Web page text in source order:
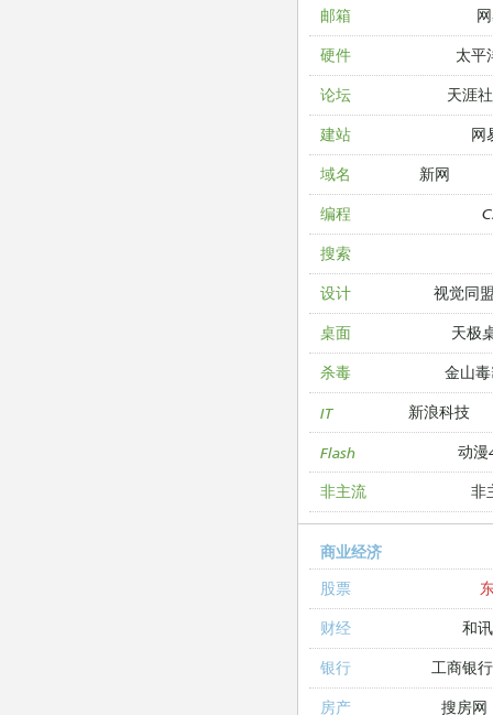
邮箱
硬件 太平
论坛 天涯
建站 网
域名 新网
编程
搜索
设计 视觉同
桌面 天极
杀毒 金山
IT 新浪科技
Flash 动漫
非主流 非
商业经济
股票
财经 和
银行 工商银行
房产 搜房网